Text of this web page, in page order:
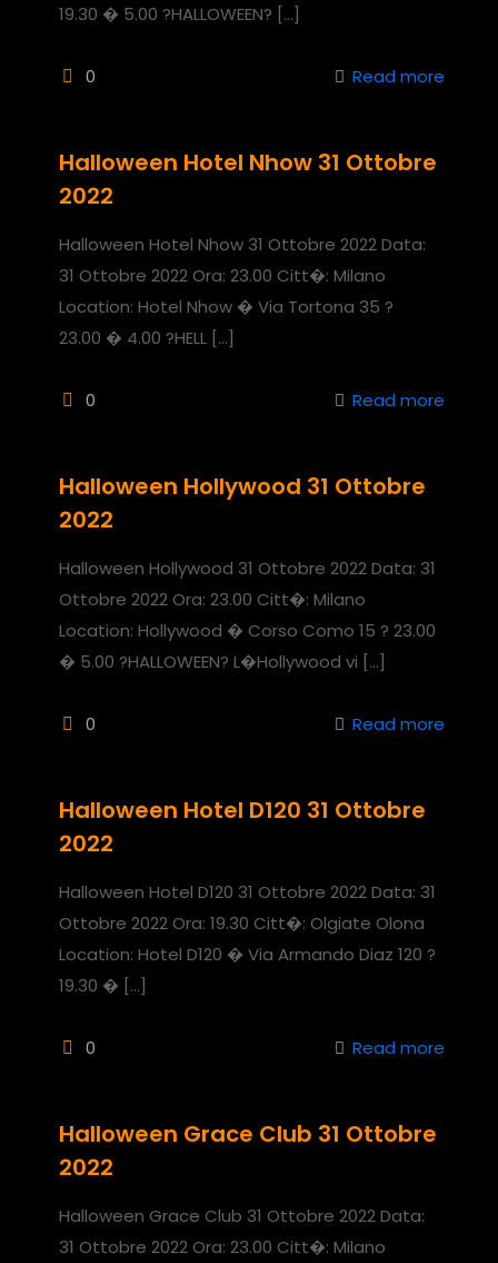
19.30 � 5.00 ?HALLOWEEN? […]
0 Read more
Halloween Hotel Nhow 31 Ottobre
2022
Halloween Hotel Nhow 31 Ottobre 2022 Data:
31 Ottobre 2022 Ora: 23.00 Citt�: Milano
Location: Hotel Nhow � Via Tortona 35 ?
23.00 � 4.00 ?HELL […]
0 Read more
Halloween Hollywood 31 Ottobre
2022
Halloween Hollywood 31 Ottobre 2022 Data: 31
Ottobre 2022 Ora: 23.00 Citt�: Milano
Location: Hollywood � Corso Como 15 ? 23.00
� 5.00 ?HALLOWEEN? L�Hollywood vi […]
0 Read more
Halloween Hotel D120 31 Ottobre
2022
Halloween Hotel D120 31 Ottobre 2022 Data: 31
Ottobre 2022 Ora: 19.30 Citt�: Olgiate Olona
Location: Hotel D120 � Via Armando Diaz 120 ?
19.30 � […]
0 Read more
Halloween Grace Club 31 Ottobre
2022
Halloween Grace Club 31 Ottobre 2022 Data:
31 Ottobre 2022 Ora: 23.00 Citt�: Milano